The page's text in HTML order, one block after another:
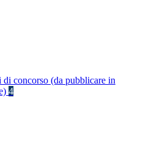
di concorso (da pubblicare in
4